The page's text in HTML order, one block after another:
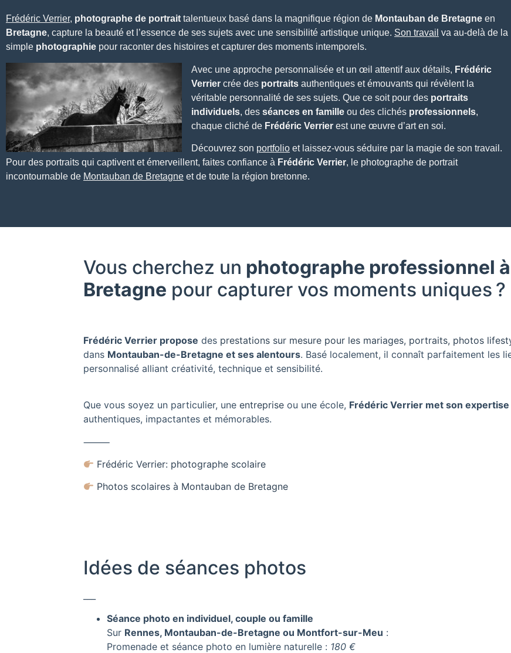
Frédéric Verrier, photographe de portrait talentueux basé dans la magnifique région de Montauban de Bretagne en
Bretagne, capture la beauté et l’essence de ses sujets avec une sensibilité artistique unique. Son travail va au-delà de la
simple photographie pour raconter des histoires et capturer des moments intemporels.
Avec une approche personnalisée et un œil attentif aux détails, Frédéric
Verrier crée des portraits authentiques et émouvants qui révèlent la
véritable personnalité de ses sujets. Que ce soit pour des portraits
individuels, des séances en famille ou des clichés professionnels,
chaque cliché de Frédéric Verrier est une œuvre d’art en soi.
Découvrez son portfolio et laissez-vous séduire par la magie de son travail.
Pour des portraits qui captivent et émerveillent, faites confiance à Frédéric Verrier, le photographe de portrait
incontournable de Montauban de Bretagne et de toute la région bretonne.
Vous cherchez un photographe professionnel
Bretagne pour capturer vos moments uniques ?
Frédéric Verrier propose des prestations sur mesure pour les mariages, portraits, photos
dans Montauban-de-Bretagne et ses alentours. Basé localement, il connaît parfaitement les
personnalisé alliant créativité, technique et sensibilité.
Que vous soyez un particulier, une entreprise ou une école, Frédéric Verrier met son expertise
authentiques, impactantes et mémorables.
⸻
Frédéric Verrier: photographe scolaire
Photos scolaires à Montauban de Bretagne
Idées de séances photos
Séance photo en individuel, couple ou famille
Sur Rennes, Montauban-de-Bretagne ou Montfort-sur-Meu :
Promenade et séance photo en lumière naturelle : 180 €